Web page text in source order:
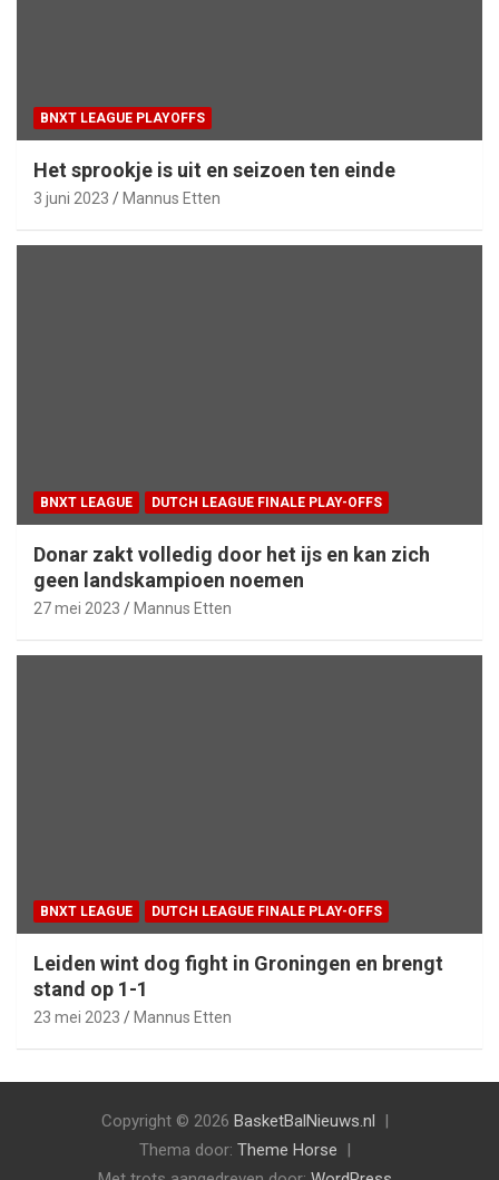
BNXT LEAGUE PLAYOFFS
Het sprookje is uit en seizoen ten einde
3 juni 2023 Mannus Etten
BNXT LEAGUE DUTCH LEAGUE FINALE PLAY-OFFS
Donar zakt volledig door het ijs en kan zich
geen landskampioen noemen
27 mei 2023 Mannus Etten
BNXT LEAGUE DUTCH LEAGUE FINALE PLAY-OFFS
Leiden wint dog fight in Groningen en brengt
stand op 1-1
23 mei 2023 Mannus Etten
Copyright © 2026 BasketBalNieuws.nl
Thema door: Theme Horse